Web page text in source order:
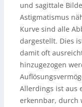
und sagittale
Astigmatismus
Kurve sind alle
dargestellt. Dies
damit oft
hinzugezogen
Allerdings ist aus
erkennbar, durch